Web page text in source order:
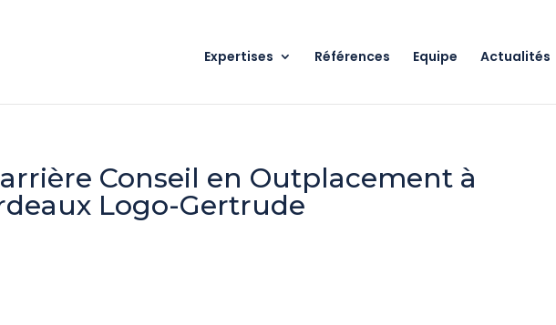
Expertises Références Equipe Actualités
Conseil en Outplacement à
Logo-Gertrude